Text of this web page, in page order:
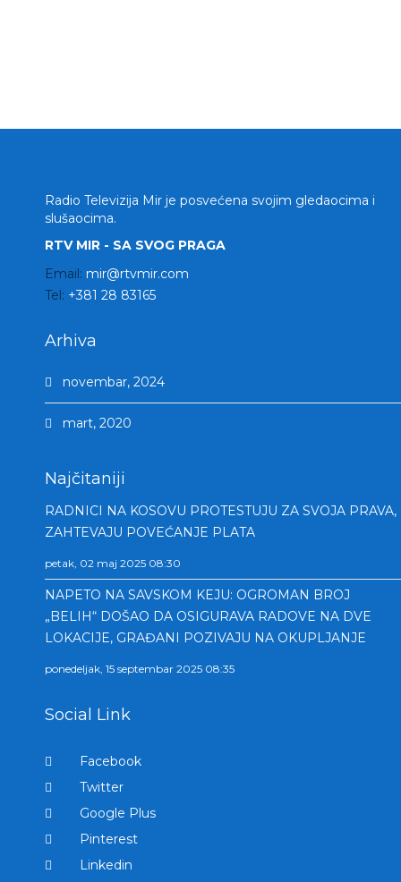
Radio Televizija Mir je posvećena svojim gledaocima i
slušaocima.
RTV MIR - SA SVOG PRAGA
Email: mir@rtvmir.com
Tel: +381 28 83165
Arhiva
novembar, 2024
mart, 2020
Najčitaniji
RADNICI NA KOSOVU PROTESTUJU ZA SVOJA PRAVA,
ZAHTEVAJU POVEĆANJE PLATA
petak, 02 maj 2025 08:30
NAPETO NA SAVSKOM KEJU: OGROMAN BROJ
„BELIH“ DOŠAO DA OSIGURAVA RADOVE NA DVE
LOKACIJE, GRAĐANI POZIVAJU NA OKUPLJANJE
ponedeljak, 15 septembar 2025 08:35
Social Link
Facebook
Twitter
Google Plus
Pinterest
Linkedin